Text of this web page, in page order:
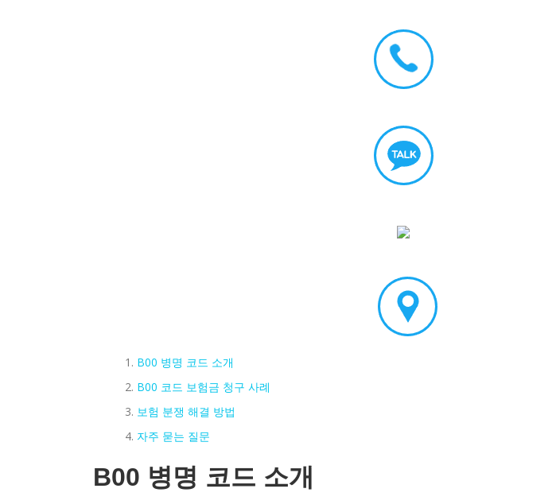
B00 병명 코드 소개
B00 코드 보험금 청구 사례
보험 분쟁 해결 방법
자주 묻는 질문
B00 병명 코드 소개